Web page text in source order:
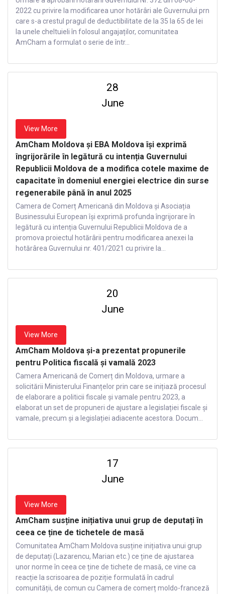
2022 cu privire la modificarea unor hotărâri ale Guvernului prn
care s-a crestul pragul de deductibilitate de la 35 la 65 de lei
la unele cheltuieli în folosul angajaților, comunitatea
AmCham a formulat o serie de într...
28
June
View More
AmCham Moldova și EBA Moldova își exprimă
îngrijorările în legătură cu intenția Guvernului
Republicii Moldova de a modifica cotele maxime de
capacitate în domeniul energiei electrice din surse
regenerabile până în anul 2025
Camera de Comerț Americană din Moldova și Asociația
Businessului European își exprimă profunda îngrijorare în
legătură cu intenția Guvernului Republicii Moldova de a
promova proiectul hotărârii pentru modificarea anexei la
hotărârea Guvernului nr. 401/2021 cu privire la...
20
June
View More
AmCham Moldova și-a prezentat propunerile
pentru Politica fiscală și vamală 2023
Camera Americană de Comerț din Moldova, urmare a
solicitării Ministerului Finanțelor prin care se inițiază procesul
de elaborare a politicii fiscale și vamale pentru 2023, a
elaborat un set de propuneri de ajustare a legislației fiscale și
vamale, precum și a legislației adiacente acestora. Docum...
17
June
View More
AmCham susține inițiativa unui grup de deputați în
ceea ce ține de tichetele de masă
Comunitatea AmCham Moldova susține inițiativa unui grup
de deputați (Lazarencu, Marian etc.) ce ține de ajustarea
unor norme în ceea ce ține de tichete de masă, ce vine ca
reacție la scrisoarea de poziție formulată în cadrul
comunității, de comun cu Camera de comerț moldo-franceză